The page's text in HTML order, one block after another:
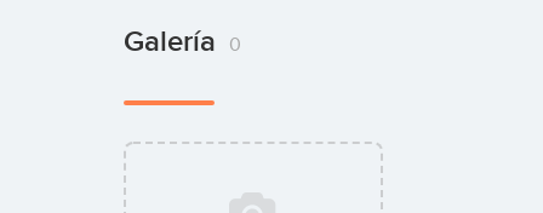
Galería 0